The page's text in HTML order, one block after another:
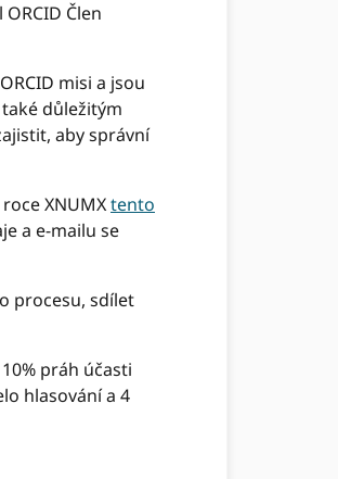
Člen
misi a jsou
důležitým
aby správní
XNUMXtento
a e-mailu se
procesu, sdílet
práh účasti
hlasování a 4